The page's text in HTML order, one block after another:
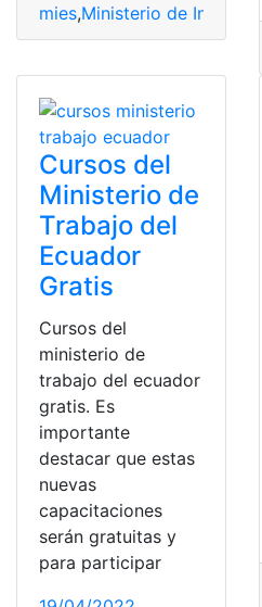
mies,Ministerio de
Cursos del
Ministerio de
Trabajo del
Ecuador
Gratis
Cursos del
ministerio de
trabajo del ecuador
gratis. Es
importante
destacar que estas
nuevas
capacitaciones
serán gratuitas y
para participar